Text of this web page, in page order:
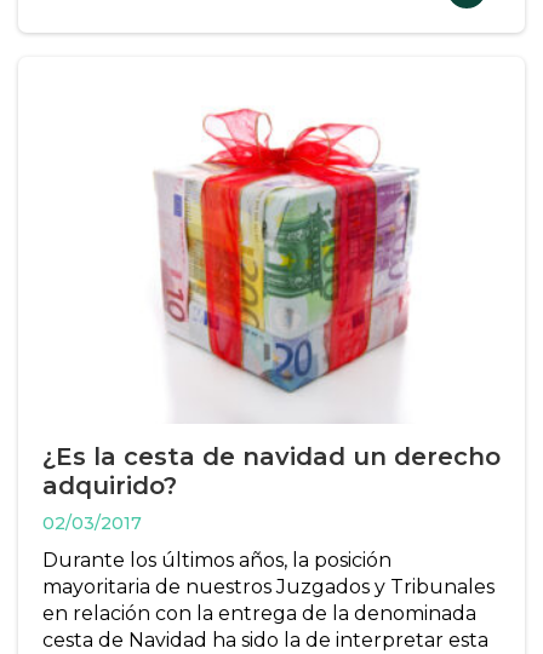
¿Es la cesta de navidad un derecho
adquirido?
02/03/2017
Durante los últimos años, la posición
mayoritaria de nuestros Juzgados y Tribunales
en relación con la entrega de la denominada
cesta de Navidad ha sido la de interpretar esta